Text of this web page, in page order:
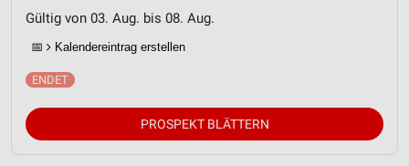
Gültig von 03. Aug. bis 08. Aug.
📅 Kalendereintrag erstellen
PROSPEKT BLÄTTERN